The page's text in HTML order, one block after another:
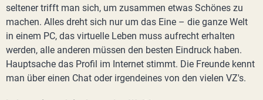
seltener trifft man sich, um zusammen etwas Schönes zu
machen. Alles dreht sich nur um das Eine – die ganze Welt
in einem PC, das virtuelle Leben muss aufrecht erhalten
werden, alle anderen müssen den besten Eindruck haben.
Hauptsache das Profil im Internet stimmt. Die Freunde kennt
man über einen Chat oder irgendeines von den vielen VZ's.